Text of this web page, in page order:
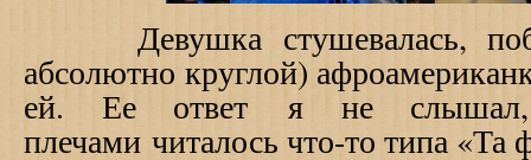
Девушка стушевалась,
абсолютно круглой)
ей. Ее ответ я не
плечами читалось что-то типа «Та